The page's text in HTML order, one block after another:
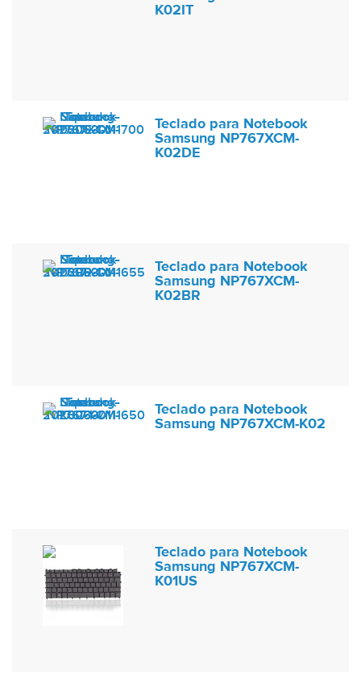
K02IT
Teclado para Notebook
Samsung NP767XCM-
K02DE
Teclado para Notebook
Samsung NP767XCM-
K02BR
Teclado para Notebook
Samsung NP767XCM-K02
Teclado para Notebook
Samsung NP767XCM-
K01US